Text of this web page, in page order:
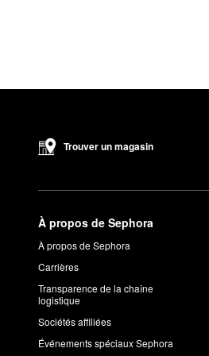
Trouver un magasin
À propos de Sephora
À propos de Sephora
Carrières
Transparence de la chaîne
logistique
Sociétés affiliées
Événements spéciaux Sephora